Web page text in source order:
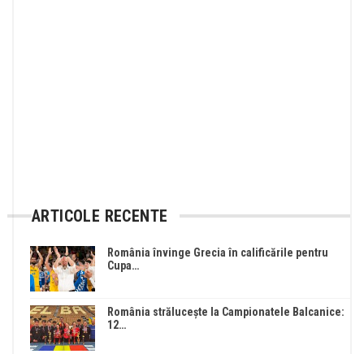
ARTICOLE RECENTE
România învinge Grecia în calificările pentru
Cupa…
România strălucește la Campionatele Balcanice:
12…